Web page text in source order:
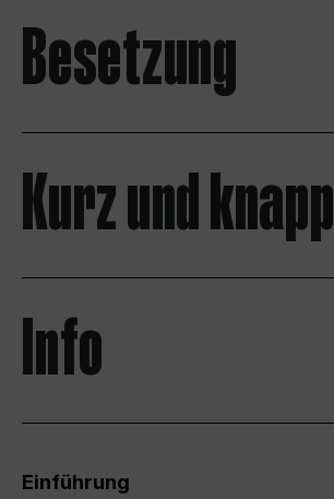
Besetzung
Kurz und knapp
Info
Einführung